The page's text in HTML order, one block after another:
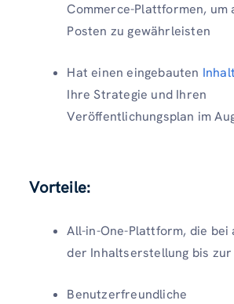
Commerce-Plattformen, um
Posten zu gewährleisten
Hat einen eingebauten
Ihre Strategie und Ihren
Veröffentlichungsplan im
Vorteile:
All-in-One-Plattform, die bei
der Inhaltserstellung bis zur
Benutzerfreundliche